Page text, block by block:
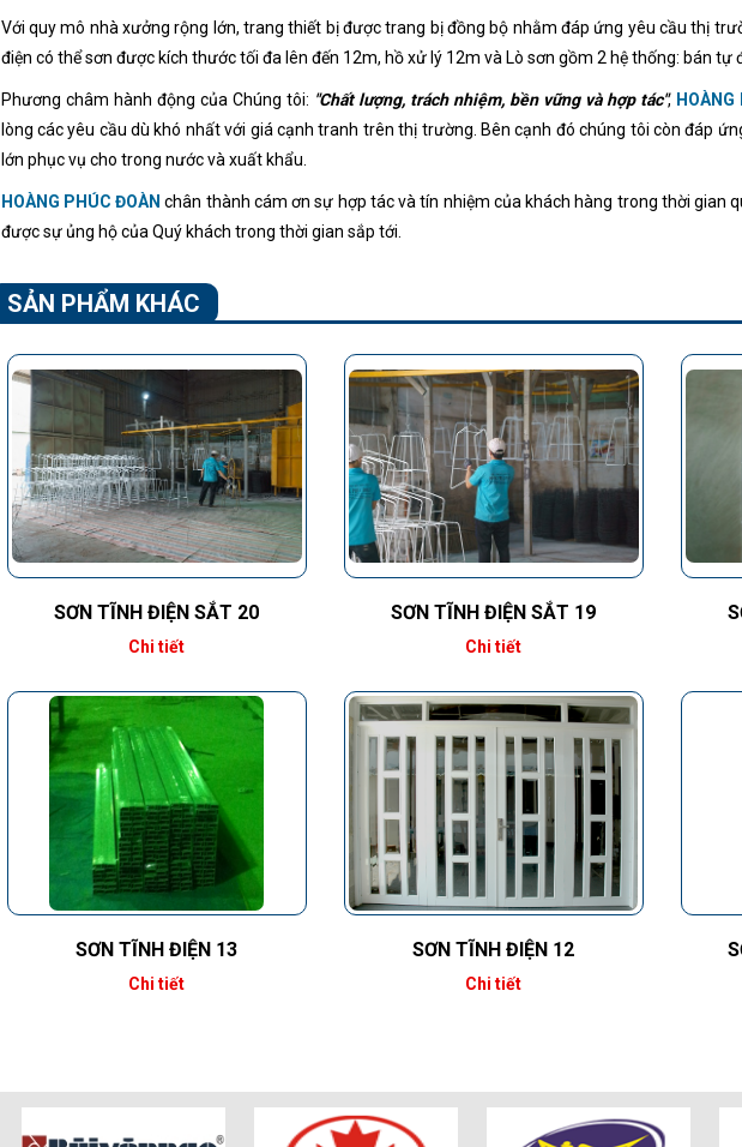
Với quy mô nhà xưởng rộng lớn, trang thiết bị được trang bị đồng bộ nhằm đáp ứng yêu cầu thị
điện có thể sơn được kích thước tối đa lên đến 12m, hồ xử lý 12m và Lò sơn gồm 2 hệ thống: bán tự
Phương châm hành động của Chúng tôi: "Chất lượng, trách nhiệm, bền vững và hợp tác", HOÀNG
lòng các yêu cầu dù khó nhất với giá cạnh tranh trên thị trường. Bên cạnh đó chúng tôi còn đáp
lớn phục vụ cho trong nước và xuất khẩu.
HOÀNG PHÚC ĐOÀN chân thành cám ơn sự hợp tác và tín nhiệm của khách hàng trong thời gian
được sự ủng hộ của Quý khách trong thời gian sắp tới.
SẢN PHẨM KHÁC
SƠN TĨNH ĐIỆN SẮT 20
Chi tiết
SƠN TĨNH ĐIỆN SẮT 19
Chi tiết
SƠN TĨNH ĐIỆN 13
Chi tiết
SƠN TĨNH ĐIỆN 12
Chi tiết